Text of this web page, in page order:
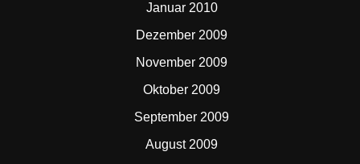
Januar 2010
Dezember 2009
November 2009
Oktober 2009
September 2009
August 2009